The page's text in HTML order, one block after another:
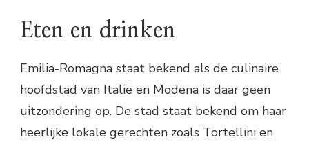
Eten en drinken
Emilia-Romagna staat bekend als de culinaire
hoofdstad van Italië en Modena is daar geen
uitzondering op. De stad staat bekend om haar
heerlijke lokale gerechten zoals Tortellini en